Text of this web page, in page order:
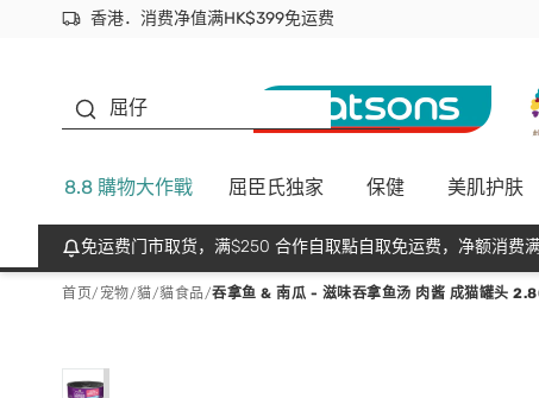
香港．消费净值满HK$399免运费
立即成为易赏钱会员尽享独家优惠
首次APP下单买满$450 输入 NEWAPP 即减$50
屈仔
8.8 購物大作戰 屈臣氏独家 保健 美肌护肤
免运费门市取货，满$250 合作自取點自取免运费，净额消费
首页/ 宠物/貓/貓食品/吞拿鱼 & 南瓜 - 滋味吞拿鱼汤 肉酱 成猫罐头